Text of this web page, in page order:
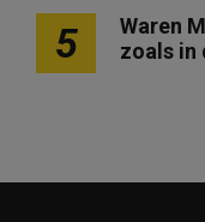
5
Waren
zoals in